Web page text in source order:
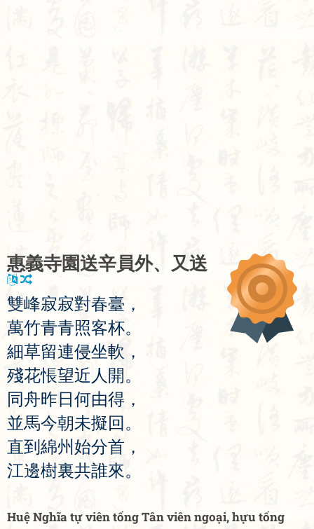
惠義寺園送辛員外、 又送
雙峰寂寂對春臺 ，
萬竹青青照客杯。
細草留連侵坐軟 ，
殘花悵望近 人 開。
同舟昨日 何由得 ，
並馬今朝未擬 回 。
直到 綿州始分首 ，
江邊樹裏共誰來。
Huệ Nghĩa tự viên tống Tân viên ngoại, hựu tống